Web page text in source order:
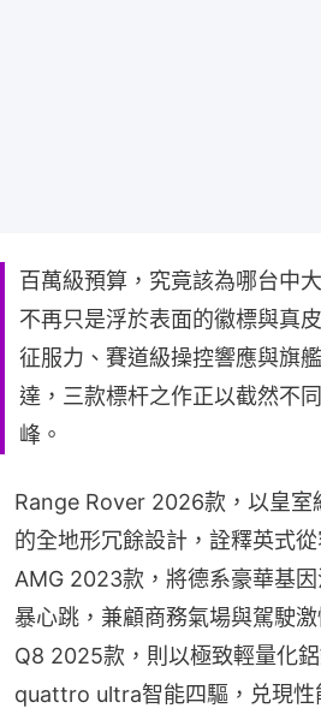
百萬級預算，究竟該為哪台中
不再只是浮於表面的徽標與真
征服力、賽道級操控響應與旗
達，三款標杆之作正以截然不
峰。
Range Rover 2026款，以皇室
的全地形冗餘設計，詮釋英式
AMG 2023款，將德系豪華基
暴心跳，兼顧商務氣場與駕駛
Q8 2025款，則以極致輕量化
quattro ultra智能四驅，兑現性